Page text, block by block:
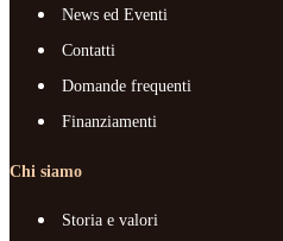
News ed Eventi
Contatti
Domande frequenti
Finanziamenti
Chi siamo
Storia e valori